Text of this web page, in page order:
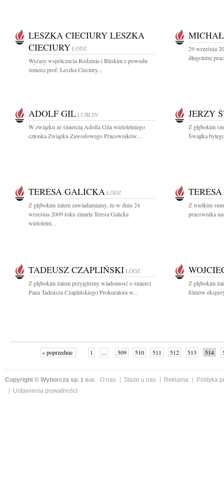
LESZKA CIECIURY LESZKA
CIECIURY ŁÓDŹ
Wyrazy współczucia Rodzinie i Bliskim z powodu
śmierci prof. Leszka Cieciury...
29 września
długoletni
ADOLF GIL LUBLIN
W związku ze śmiercią Adolfa Gila wieloletniego
członka Związku Zawodowego Pracowników...
JERZY
Z głębokim
Świątka
TERESA GALICKA ŁÓDŹ
Z głębokim żalem zawiadamiamy, że w dniu 24
września 2009 roku zmarła Teresa Galicka
wieloletni...
Z wielkim
pracownika
TADEUSZ CZAPLIŃSKI ŁÓDŹ
Z głębokim żalem przyjęliśmy wiadomość o śmierci
Pana Tadeusza Czaplińskiego Prokuratora w...
Z głębokim
filmów
« poprzednie 1 ... 509 510 511 512 513 514
Copyright © Wyborcza sp. z o.o. O nas Staże u nas Reklama
Polityka
Ustawienia prywatności